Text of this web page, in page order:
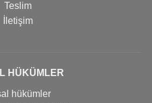
Teslim
İletişim
HÜKÜMLER
hükümler